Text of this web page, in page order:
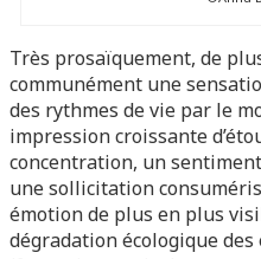
Très prosaïquement, de
communément une
des rythmes de vie par le
impression croissante
concentration, un
une sollicitation
émotion de plus en plus
dégradation écologique